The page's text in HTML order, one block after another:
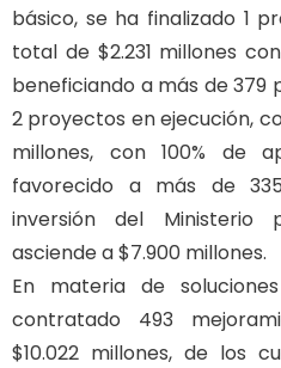
básico, se ha finalizado 1
total de $2.231 millones
beneficiando a más de 379
2 proyectos en ejecución,
millones, con 100% de
favorecido a más de
inversión del Ministerio
asciende a $7.900 millones.
En materia de
contratado 493
$10.022 millones, de los